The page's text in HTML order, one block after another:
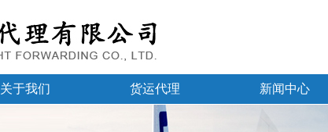
关于我们 货运代理 新闻中心